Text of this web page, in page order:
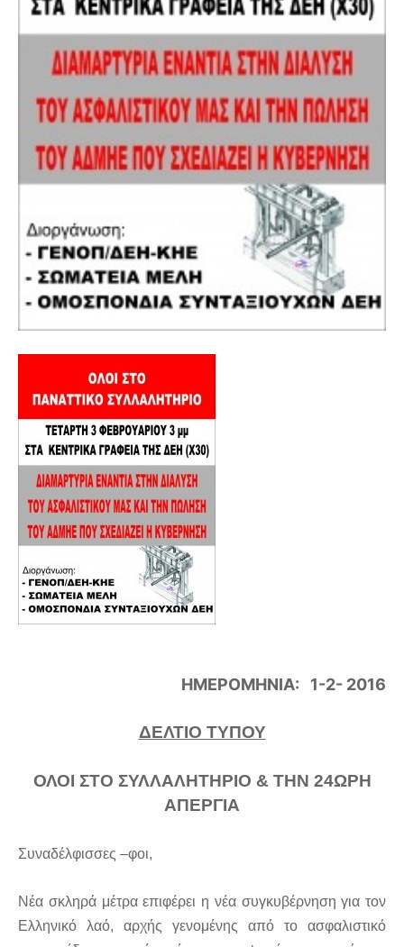
ΗΜΕΡΟΜΗΝΙΑ: 1-2- 2016
ΔΕΛΤΙΟ ΤΥΠΟΥ
ΟΛΟΙ ΣΤΟ ΣΥΛΛΑΛΗΤΗΡΙΟ & ΤΗΝ 24ΩΡΗ
ΑΠΕΡΓΙΑ
Συναδέλφισσες –φοι,
Νέα σκληρά μέτρα επιφέρει η νέα συγκυβέρνηση για τον
Ελληνικό λαό, αρχής γενομένης από το ασφαλιστικό